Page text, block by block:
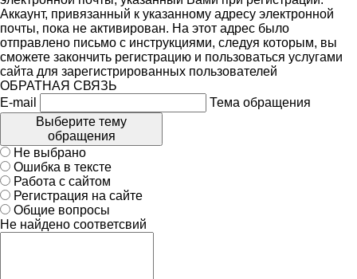
Аккаунт, привязанный к указанному адресу электронной
почты, пока не активирован. На этот адрес было
отправлено письмо с инструкциями, следуя которым, вы
сможете закончить регистрацию и пользоваться услугами
сайта для зарегистрированных пользователей
ОБРАТНАЯ СВЯЗЬ
E-mail
Тема обращения
Выберите тему
обращения
Не выбрано
Ошибка в тексте
Работа с сайтом
Регистрация на сайте
Общие вопросы
Не найдено соответсвий